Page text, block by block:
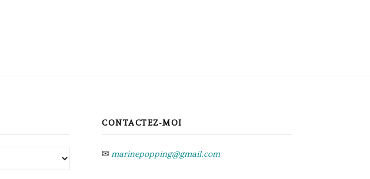
CONTACTEZ-MOI
✉ marinepopping@gmail.com